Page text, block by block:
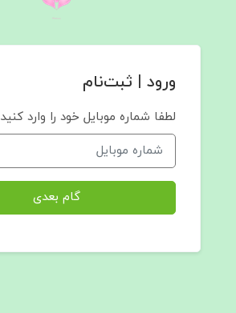
ورود | ثبت‌نام
لطفا شماره موبایل خود را وارد کنید
گام بعدی